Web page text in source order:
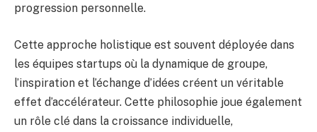
progression personnelle.
Cette approche holistique est souvent déployée dans
les équipes startups où la dynamique de groupe,
l’inspiration et l’échange d’idées créent un véritable
effet d’accélérateur. Cette philosophie joue également
un rôle clé dans la croissance individuelle,